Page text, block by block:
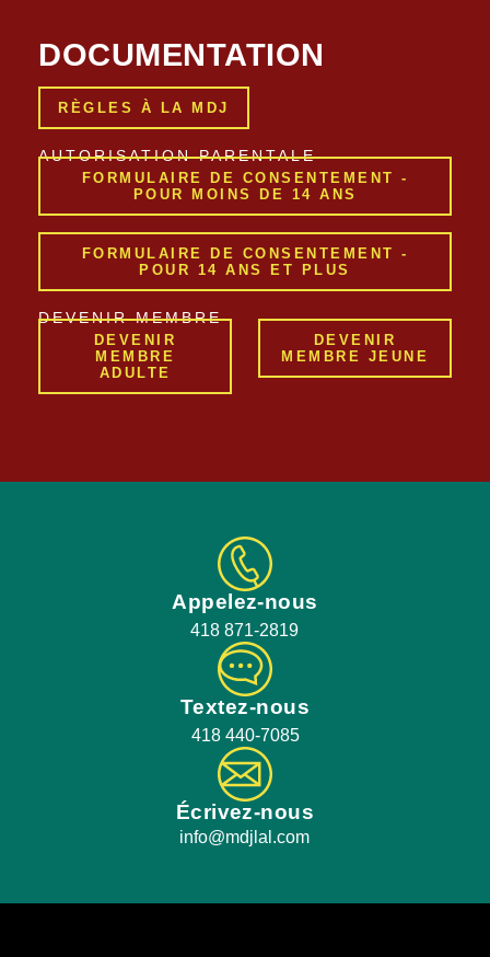
DOCUMENTATION
RÈGLES À LA MDJ
AUTORISATION PARENTALE
FORMULAIRE DE CONSENTEMENT -
POUR MOINS DE 14 ANS
FORMULAIRE DE CONSENTEMENT -
POUR 14 ANS ET PLUS
DEVENIR MEMBRE
DEVENIR
MEMBRE
ADULTE
DEVENIR
MEMBRE JEUNE
Appelez-nous
418 871-2819
Textez-nous
418 440-7085
Écrivez-nous
info@mdjlal.com